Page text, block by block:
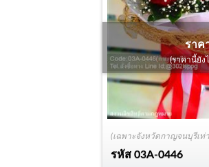
(เฉพาะจังหวัดกาญจนบุรีเท่
รหัส03A-0446
ราค
(ราคานี้ยัง